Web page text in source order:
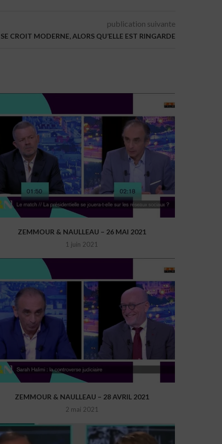
publication suivante
CROIT MODERNE, ALORS QU’ELLE EST RINGARDE
ZEMMOUR & NAULLEAU – 26 MAI 2021
1 juin 2021
ZEMMOUR & NAULLEAU – 28 AVRIL 2021
2 mai 2021